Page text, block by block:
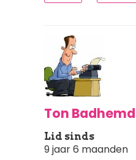
Ton Badhemd
Lid sinds
9 jaar 6 maanden